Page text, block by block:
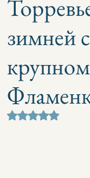
зимней
Оценка: не